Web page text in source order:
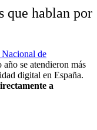
que hablan por
de
se atendieron más
digital en España.
a